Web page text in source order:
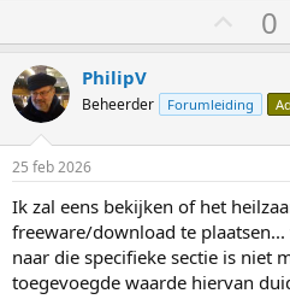
t
m
o
h
o
o
g
0
PhilipV
Beheerder Forumleiding
25 feb 2026
Ik zal eens bekijken of het
freeware/download te
naar die specifieke sectie is niet
toegevoegde waarde hiervan